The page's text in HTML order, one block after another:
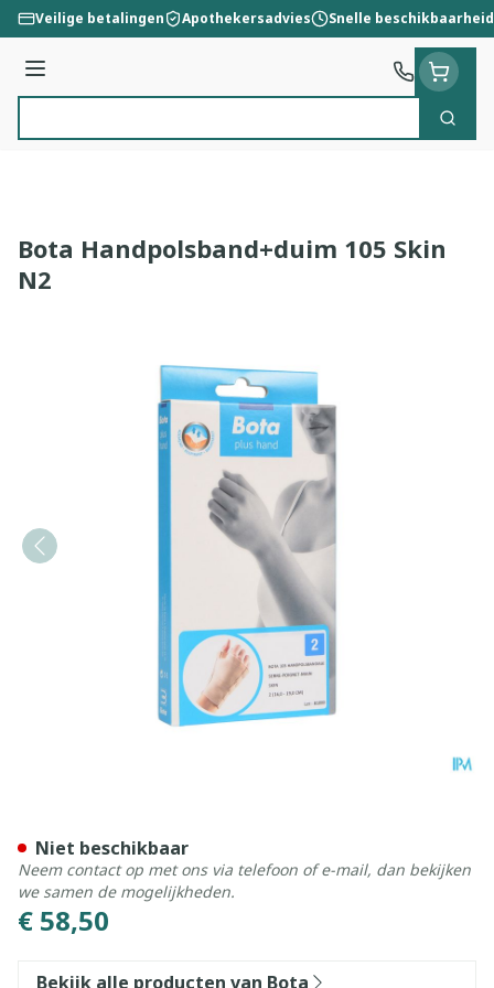
Ga naar de inhoud
Veilige betalingen Apothekersadvies Snelle beschikbaarheid
Menu
Zoek
Bota Handpolsband+duim 105 Skin
N2
€ 58,50
Niet beschikbaar
Neem contact op met ons via telefoon of e-mail, dan bekijken
we samen de mogelijkheden.
Bekijk alle producten van Bota